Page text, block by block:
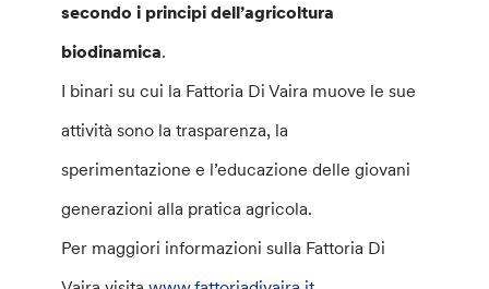
secondo i principi dell’agricoltura
biodinamica.
I binari su cui la Fattoria Di Vaira muove le sue
attività sono la trasparenza, la
sperimentazione e l’educazione delle giovani
generazioni alla pratica agricola.
Per maggiori informazioni sulla Fattoria Di